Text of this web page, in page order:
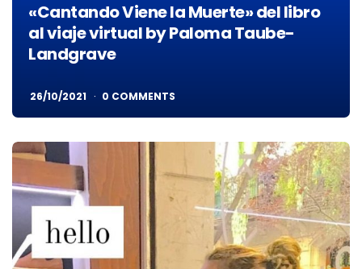
«Cantando Viene la Muerte» del libro
al viaje virtual by Paloma Taube-
Landgrave
26/10/2021 0 COMMENTS